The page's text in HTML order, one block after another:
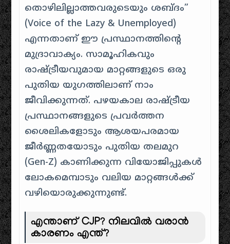
തൊഴിലില്ലാത്തവരുടെയും ശബ്ദം”
(Voice of the Lazy & Unemployed)
എന്നതാണ് ഈ പ്രസ്ഥാനത്തിന്റെ
മുദ്രാവാക്യം. സാമൂഹികവും
രാഷ്ട്രീയവുമായ മാറ്റങ്ങളുടെ ഒരു
പുതിയ യുഗത്തിലാണ് നാം
ജീവിക്കുന്നത്. പഴയകാല രാഷ്ട്രീയ
പ്രസ്ഥാനങ്ങളുടെ പ്രവർത്തന
ശൈലികളോടും ആശയപരമായ
ജീർണ്ണതയോടും പുതിയ തലമുറ
(Gen-Z) കാണിക്കുന്ന വിയോജിപ്പുകൾ
ലോകമെമ്പാടും വലിയ മാറ്റങ്ങൾക്ക്
വഴിയൊരുക്കുന്നുണ്ട്.
എന്താണ് CJP? നിലവിൽ വരാൻ
കാരണം എന്ത്?